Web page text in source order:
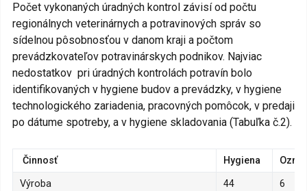
Počet vykonaných úradných kontrol závisí od počtu
regionálnych veterinárnych a potravinových správ so
sídelnou pôsobnosťou v danom kraji a počtom
prevádzkovateľov potravinárskych podnikov. Najviac
nedostatkov pri úradných kontrolách potravín bolo
identifikovaných v hygiene budov a prevádzky, v hygiene
technologického zariadenia, pracovných pomôcok, v predaji
po dátume spotreby, a v hygiene skladovania (Tabuľka č.2).
Činnosť Hygiena
Výroba
44
6